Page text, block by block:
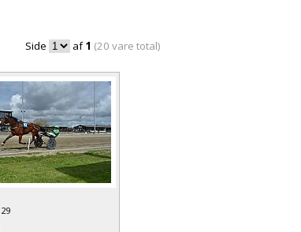
Side af1 (20 vare total)
29